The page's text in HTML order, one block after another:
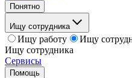
Понятно
Ищу сотрудника
Ищу работу
Ищу
Ищу сотрудника
Сервисы
Помощь